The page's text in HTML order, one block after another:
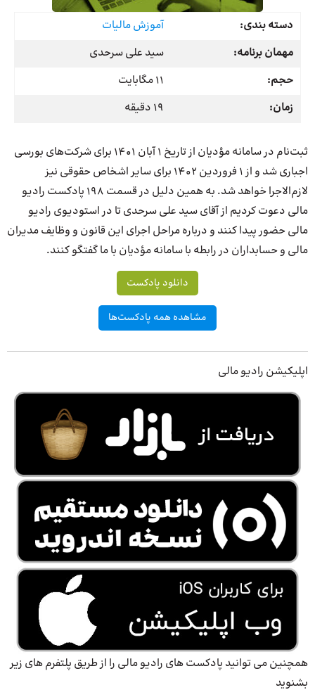
دسته بندی:
آموزش مالیات
مهمان برنامه:
سید علی سرحدی
حجم:
11 مگابایت
زمان:
19 دقیقه
ثبت‌نام در سامانه مؤدیان از تاریخ 1 آبان 1401 برای شرکت‌های بورسی
اجباری شد و از 1 فروردین 1402 برای سایر اشخاص حقوقی نیز
لازم‌الاجرا خواهد شد. به همین دلیل در قسمت 198 پادکست رادیو
مالی دعوت کردیم از آقای سید علی سرحدی تا در استودیوی رادیو
مالی حضور پیدا کنند و درباره مراحل اجرای این قانون و وظایف مدیران
مالی و حسابداران در رابطه با سامانه مؤدیان با ما گفتگو کنند.
دانلود پادکست
مشاهده همه پادکست‌ها
اپلیکیشن رادیو مالی
همچنین می توانید پادکست های رادیو مالی را از طریق پلتفرم های زیر
بشنوید